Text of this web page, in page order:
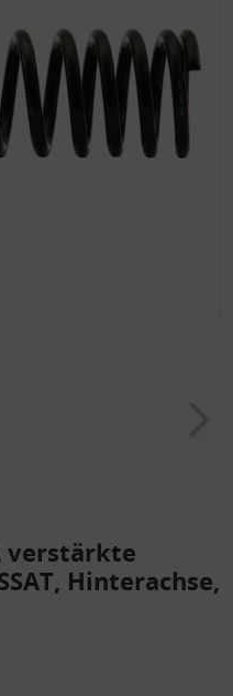
verstärkte
Hinterachse,